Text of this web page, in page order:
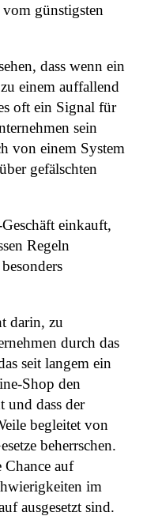
günstigsten
dass wenn ein
einem auffallend
oft ein Signal für
sein
von einem System
gefälschten
einkauft,
Regeln
darin, zu
durch das
seit langem ein
Shop den
und dass der
begleitet von
beherrschen.
auf
im
ausgesetzt sind.